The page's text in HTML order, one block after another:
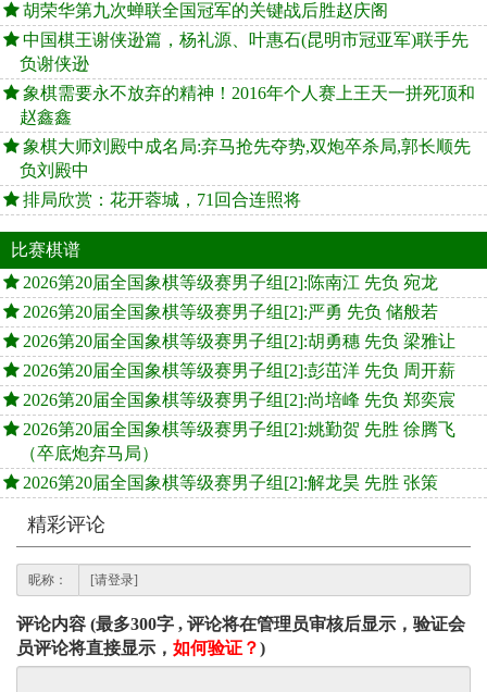
胡荣华第九次蝉联全国冠军的关键战后胜赵庆阁
中国棋王谢侠逊篇，杨礼源、叶惠石(昆明市冠亚军)联手先
负谢侠逊
象棋需要永不放弃的精神！2016年个人赛上王天一拼死顶和
赵鑫鑫
象棋大师刘殿中成名局:弃马抢先夺势,双炮卒杀局,郭长顺先
负刘殿中
排局欣赏：花开蓉城，71回合连照将
比赛棋谱
2026第20届全国象棋等级赛男子组[2]:陈南江 先负 宛龙
2026第20届全国象棋等级赛男子组[2]:严勇 先负 储般若
2026第20届全国象棋等级赛男子组[2]:胡勇穗 先负 梁雅让
2026第20届全国象棋等级赛男子组[2]:彭茁洋 先负 周开薪
2026第20届全国象棋等级赛男子组[2]:尚培峰 先负 郑奕宸
2026第20届全国象棋等级赛男子组[2]:姚勤贺 先胜 徐腾飞
（卒底炮弃马局）
2026第20届全国象棋等级赛男子组[2]:解龙昊 先胜 张策
精彩评论
昵称：
评论内容 (最多300字 , 评论将在管理员审核后显示，验证会
员评论将直接显示， 如何验证？)